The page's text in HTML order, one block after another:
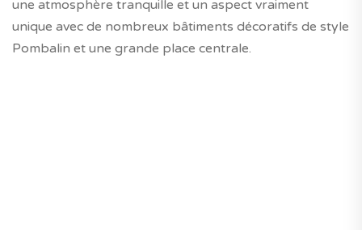
une atmosphère tranquille et un aspect vraiment
unique avec de nombreux bâtiments décoratifs de style
Pombalin et une grande place centrale.